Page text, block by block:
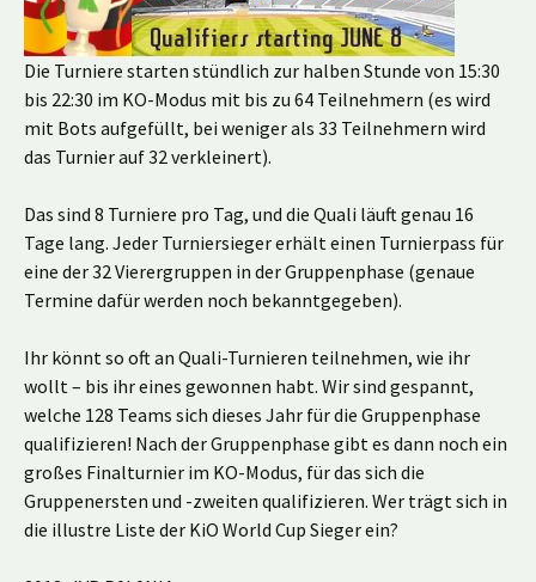
Die Turniere starten stündlich zur halben Stunde von 15:30
bis 22:30 im KO-Modus mit bis zu 64 Teilnehmern (es wird
mit Bots aufgefüllt, bei weniger als 33 Teilnehmern wird
das Turnier auf 32 verkleinert).
Das sind 8 Turniere pro Tag, und die Quali läuft genau 16
Tage lang. Jeder Turniersieger erhält einen Turnierpass für
eine der 32 Vierergruppen in der Gruppenphase (genaue
Termine dafür werden noch bekanntgegeben).
Ihr könnt so oft an Quali-Turnieren teilnehmen, wie ihr
wollt – bis ihr eines gewonnen habt. Wir sind gespannt,
welche 128 Teams sich dieses Jahr für die Gruppenphase
qualifizieren! Nach der Gruppenphase gibt es dann noch ein
großes Finalturnier im KO-Modus, für das sich die
Gruppenersten und -zweiten qualifizieren. Wer trägt sich in
die illustre Liste der KiO World Cup Sieger ein?